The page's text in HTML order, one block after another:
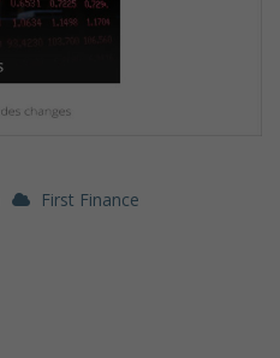
First Finance